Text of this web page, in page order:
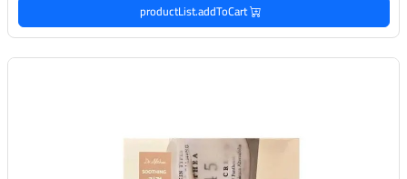
productList.addToCart